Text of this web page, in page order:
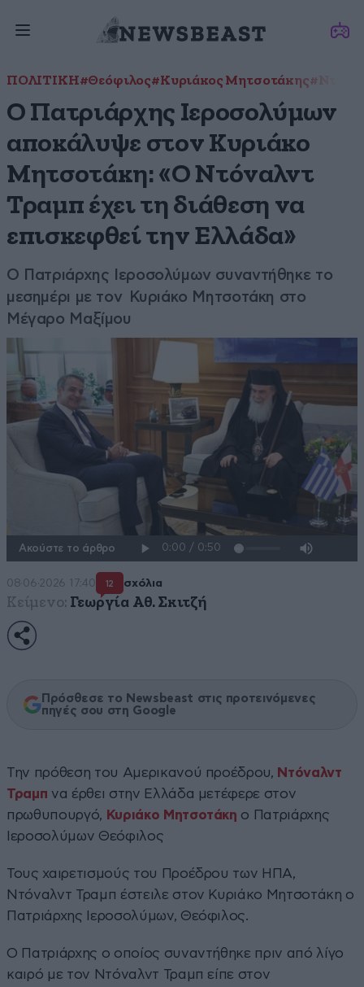
ΠΟΛΙΤΙΚΗ#Θεόφιλος#Κυριάκος Μητσοτάκης
Ο Πατριάρχης Ιεροσολύμων
αποκάλυψε στον Κυριάκο
Μητσοτάκη: «Ο Ντόναλντ
Τραμπ έχει τη διάθεση να
επισκεφθεί την Ελλάδα»
Ο Πατριάρχης Ιεροσολύμων συναντήθηκε το
μεσημέρι με τον Κυριάκο Μητσοτάκη στο
Μέγαρο Μαξίμου
Ακούστε το άρθρο
08·06·2026 17:40 12 σχόλια
Κείμενο: Γεωργία Αθ. Σκιτζή
Πρόσθεσε το Newsbeast στις προτεινόμενες
πηγές σου στη Google
Την πρόθεση του Αμερικανού προέδρου, Ντόναλντ
Τραμπ να έρθει στην Ελλάδα μετέφερε στον
πρωθυπουργό, Κυριάκο Μητσοτάκη ο Πατριάρχης
Ιεροσολύμων Θεόφιλος
Τους χαιρετισμούς του Προέδρου των ΗΠΑ,
Ντόναλντ Τραμπ έστειλε στον Κυριάκο Μητσοτάκη ο
Πατριάρχης Ιεροσολύμων, Θεόφιλος.
Ο Πατριάρχης ο οποίος συναντήθηκε πριν από λίγο
καιρό με τον Ντόναλντ Τραμπ είπε στον